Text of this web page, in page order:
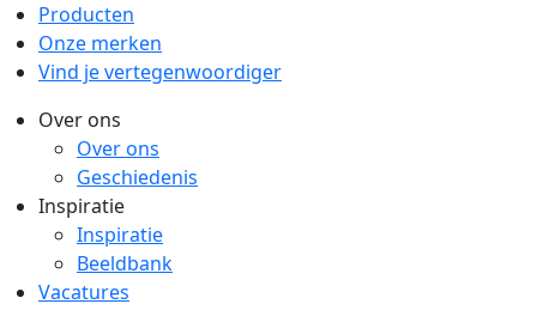
Producten
Onze merken
Vind je vertegenwoordiger
Over ons
Over ons
Geschiedenis
Inspiratie
Inspiratie
Beeldbank
Vacatures